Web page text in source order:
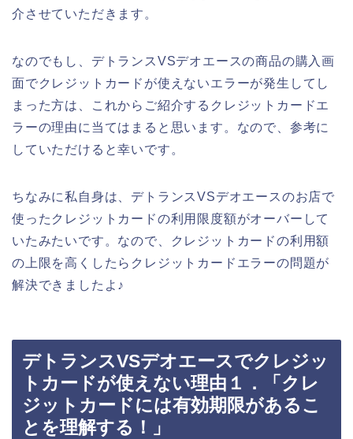
介させていただきます。
なのでもし、デトランスVSデオエースの商品の購入画
面でクレジットカードが使えないエラーが発生してし
まった方は、これからご紹介するクレジットカードエ
ラーの理由に当てはまると思います。なので、参考に
していただけると幸いです。
ちなみに私自身は、デトランスVSデオエースのお店で
使ったクレジットカードの利用限度額がオーバーして
いたみたいです。なので、クレジットカードの利用額
の上限を高くしたらクレジットカードエラーの問題が
解決できましたよ♪
デトランスVSデオエースでクレジッ
トカードが使えない理由１．「クレ
ジットカードには有効期限があるこ
とを理解する！」